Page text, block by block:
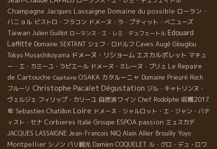
Champagne Jacques Lassaigne Domaine du possible ローラン・
バニョル ビストロ・フラコン ドメーヌ・ラ・プティット・べニューズ
Taiwan Julien Guillot ローランス・エ・レミ・デュフェートル Edouard
Laffitte Domaine SEXTANT シェフ・ロドルフ Caves Augé Glouglou
Tokyo Musashikoyama ドメーヌ・リショーム エスカルポレット マチュ
ー・エ・カミーユ・ラピエール ドメーヌ・ミレーヌ・ブリュ Le Repaire
de Cartouche Capitaine OSAKA カタルーニャ Domaine Prieuré Roch
フルーリ Christophe Pacalet Dégustation ジル・キャトリンヌ・
ヴェルジェ フィリップ・カリーユ 自然派ワイン Chef Rodolphe 収穫2017
年 Sebastien Chatillon Loire ドメーヌ・シャルロット・エ・ジャン・バテ
ィスト・セナ Corbieres Italie Groupe ESPOA passion ミュスカデ
JACQUES LASSAIGNE Jean-Francois NIQ Alain Allier Brouilly Yoyo
Montpellier シノン パリ観光 Damien COQUELET ル・グロ・デュ・ロワ